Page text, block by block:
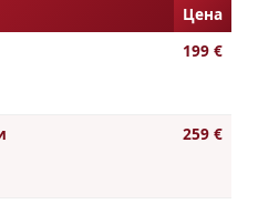
Цена
199 €
259 €